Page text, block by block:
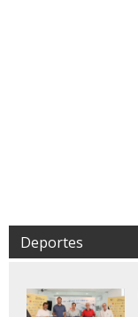
Deportes